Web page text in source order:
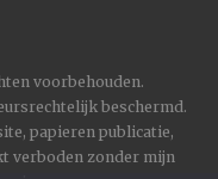
voorbehouden.
beschermd.
papieren publicatie,
verboden zonder mijn